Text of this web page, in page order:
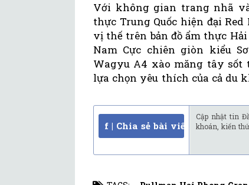
Với không gian trang nhã
thực Trung Quốc hiện đại
vị thế trên bản đồ ẩm thực
Nam Cực chiên giòn kiểu
Wagyu A4 xào măng tây sốt
lựa chọn yêu thích của cả du
f | Chia sẻ bài viết
Cập nhật tin
khoán, kiến